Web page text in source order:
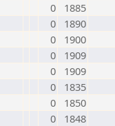
0
1885
0
1890
0
1900
0
1909
0
1909
0
1835
0
1850
0
1848